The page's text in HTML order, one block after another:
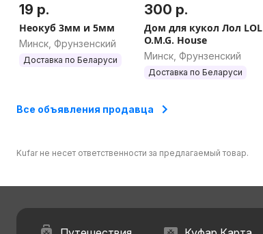
19 р.
Неокуб 3мм и 5мм
Минск, Фрунзенский
Доставка по Беларуси
300 р.
Дом для кукол Лол LOL
O.M.G. House
Минск, Фрунзенский
Доставка по Беларуси
Все объявления продавца
Kufar не несет ответственности за предлагаемый товар.